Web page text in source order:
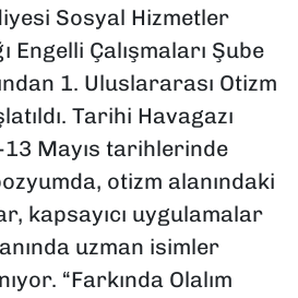
Sosyal Hizmetler
Engelli Çalışmaları Şube
1. Uluslararası Otizm
Tarihi Havagazı
13 Mayıs tarihlerinde
otizm alanındaki
kapsayıcı uygulamalar
uzman isimler
“Farkında Olalım